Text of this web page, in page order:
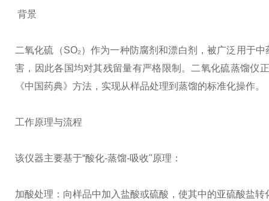
背景
二氧化硫（SO₂）作为一种防腐剂和漂白剂，被广泛用于
害，因此各国均对其残留量有严格限制。二氧化硫蒸馏仪
《中国药典》方法，实现从样品处理到蒸馏的标准化操作。
工作原理与流程
该仪器主要基于“酸化-蒸馏-吸收"原理：
加酸处理：向样品中加入盐酸或硫酸，使其中的亚硫酸盐转